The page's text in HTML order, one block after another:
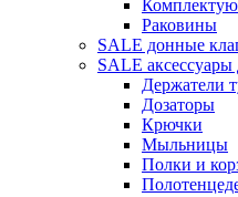
Раковины
SALE донные
SALE
Держатели
Дозаторы
Крючки
Мыльницы
Полки и